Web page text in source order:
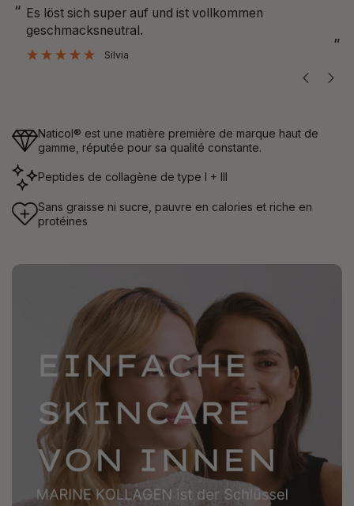
“ Bin zufrieden mit dem Produkt und gehört zu meiner
festen Routine.
Naticol® est une matière première de marque haut de
gamme, réputée pour sa qualité constante.
Peptides de collagène de type I + III
Sans graisse ni sucre, pauvre en calories et riche en
protéines